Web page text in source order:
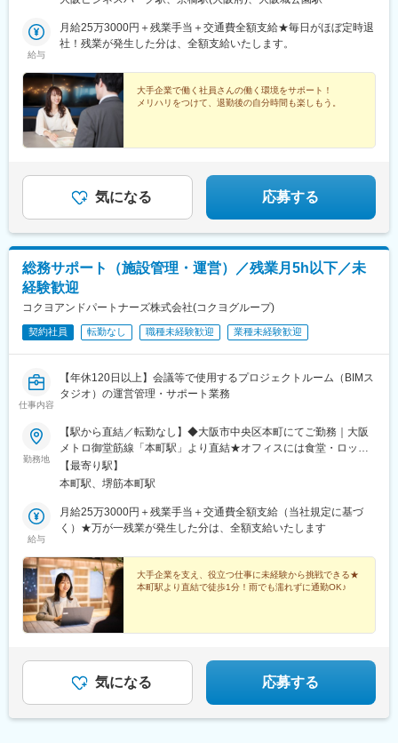
給与
月給25万3000円＋残業手当＋交通費全額支給★毎日がほぼ定時退
社！残業が発生した分は、全額支給いたします。
大手企業で働く社員さんの働く環境をサポート！
メリハリをつけて、退勤後の自分時間も楽しもう。
気になる 応募する
総務サポート（施設管理・運営）／残業月5h以下／未
経験歓迎
コクヨアンドパートナーズ株式会社(コクヨグループ)
契約社員 転勤なし 職種未経験歓迎 業種未経験歓迎
仕事内容
【年休120日以上】会議等で使用するプロジェクトルーム（BIMス
タジオ）の運営管理・サポート業務
勤務地
【駅から直結／転勤なし】◆大阪市中央区本町にてご勤務｜大阪
メトロ御堂筋線「本町駅」より直結★オフィスには食堂・ロッカ
ーを完備しています！※受動喫煙対策：オフィス内禁煙
【最寄り駅】
本町駅、堺筋本町駅
給与
月給25万3000円＋残業手当＋交通費全額支給（当社規定に基づ
く）★万が一残業が発生した分は、全額支給いたします
大手企業を支え、役立つ仕事に未経験から挑戦できる★
本町駅より直結で徒歩1分！雨でも濡れずに通勤OK♪
気になる 応募する